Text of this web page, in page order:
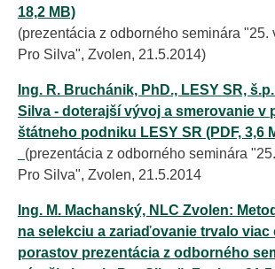
18,2 MB)
(prezentácia z odborného seminára "25.
Pro Silva", Zvolen, 21.5.2014)
Ing. R. Bruchánik, PhD., LESY SR,
Silva - doterajší vývoj a smerovanie v
štátneho podniku LESY SR (PDF, 3,6
(prezentácia z odborného seminára
Pro Silva", Zvolen, 21.5.2014
Ing. M. Machanský, NLC Zvolen:
na selekciu a zariaďovanie trvalo viac
porastov prezentácia z odborného